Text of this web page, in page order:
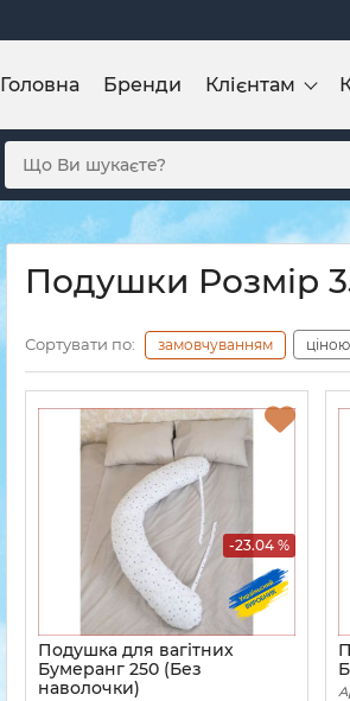
Головна Бренди Клієнтам
Подушки Розмір
Сортувати по: замовчуванням ціною
-23.04 %
Подушка для вагітних
Бумеранг 250 (Без
наволочки)